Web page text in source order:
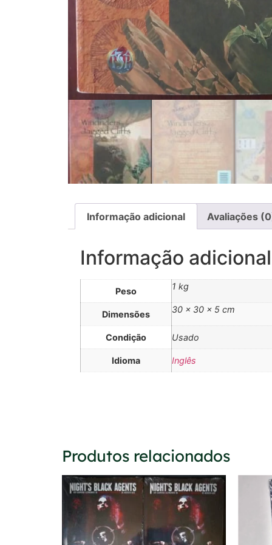
Informação adicional Avaliações
Informação adicional
Peso 1 kg
Dimensões 30 × 30 × 5 cm
Condição Usado
Idioma Inglês
Produtos relacionados